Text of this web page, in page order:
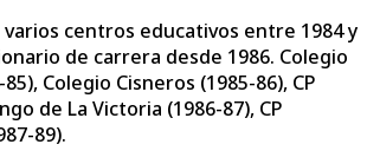
centros educativos entre 1984 y
de carrera desde 1986. Colegio
Colegio Cisneros (1985-86), CP
de La Victoria (1986-87), CP
89).